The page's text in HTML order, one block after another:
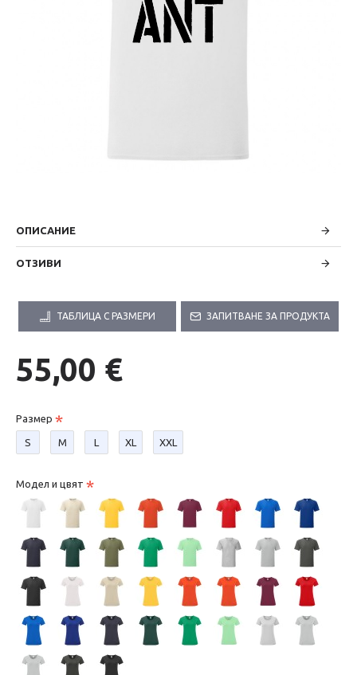
ОПИСАНИЕ
ОТЗИВИ
ТАБЛИЦА С РАЗМЕРИ ЗАПИТВАНЕ ЗА ПРОДУКТА
55,00 €
Размер
S М L XL XXL
Модел и цвят